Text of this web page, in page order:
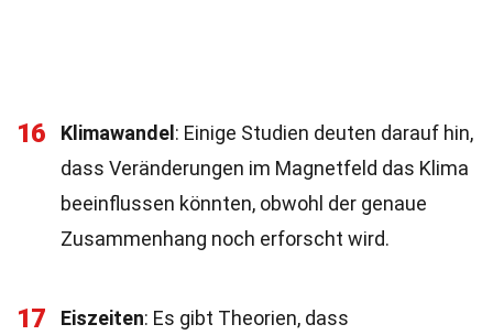
16 Klimawandel : Einige Studien deuten darauf hin,
dass Veränderungen im Magnetfeld das Klima
beeinflussen könnten, obwohl der genaue
Zusammenhang noch erforscht wird.
17 Eiszeiten: Es gibt Theorien, dass